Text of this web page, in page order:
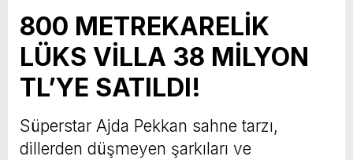
800 METREKARELİK
LÜKS VİLLA 38 MİLYON
TL’YE SATILDI!
Süperstar Ajda Pekkan sahne tarzı,
dillerden düşmeyen şarkıları ve